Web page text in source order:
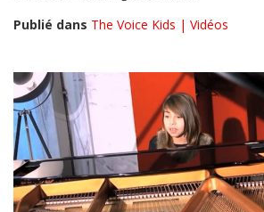
Publié dans The Voice Kids | Vidéos